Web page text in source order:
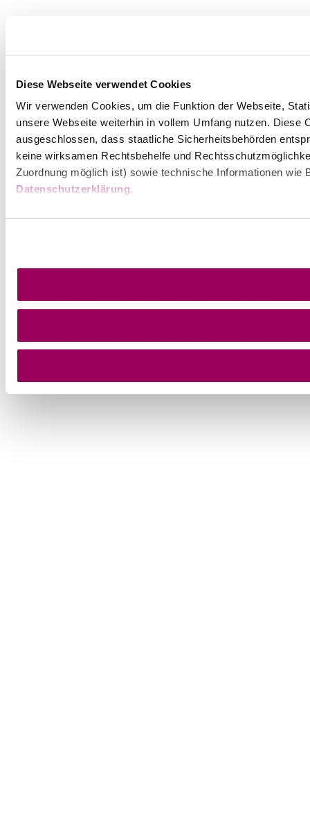
Diese Webseite verwendet Cookies
Wir verwenden Cookies, um die Funktion der Webseite,
unsere Webseite weiterhin in vollem Umfang nutzen.
ausgeschlossen, dass staatliche Sicherheitsbehörden
keine wirksamen Rechtsbehelfe und
Zuordnung möglich ist) sowie technische Informationen
Datenschutzerklärung.